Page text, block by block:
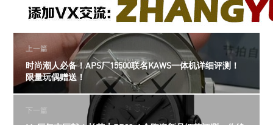
上一篇
时尚潮人必备！APS厂15500联名KAWS一体机详细评测！
限量玩偶赠送！
下一篇